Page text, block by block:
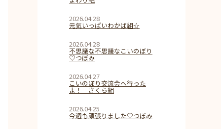
2026.04.28
元気いっぱいわかば組☆
2026.04.28
不思議な不思議なこいのぼり
♡つぼみ
2026.04.27
こいのぼり交流会へ行った
よ！ さくら組
2026.04.25
今週も頑張りました♡つぼみ